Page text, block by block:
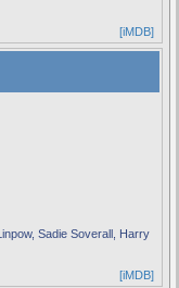
[iMDB]
Sadie Soverall, Harry
[iMDB]